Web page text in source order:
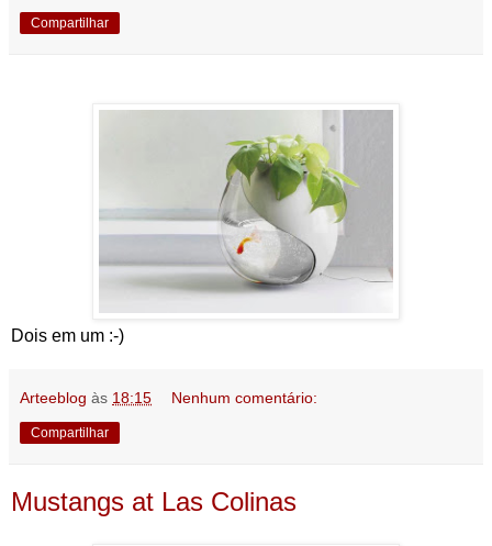
Compartilhar
Dois em um :-)
Arteeblog às 18:15 Nenhum comentário:
Compartilhar
Mustangs at Las Colinas